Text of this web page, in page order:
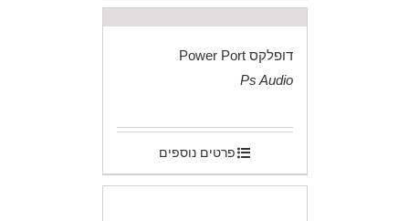
דופלקס Power Port
Ps Audio
פרטים נוספים